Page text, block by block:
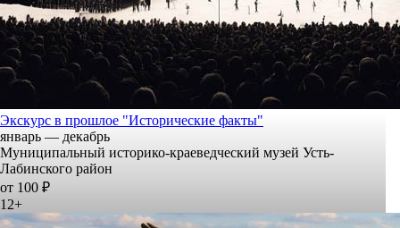
Экскурс в прошлое "Исторические факты"
январь — декабрь
Муниципальный историко-краеведческий музей Усть-
Лабинского район
от 100 ₽
12+